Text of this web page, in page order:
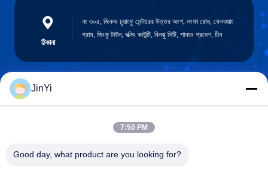
ঠিকানা
নং ৩০৫, জিনলং চুয়াংফু সেন্টারের উত্তর অংশ, লংফা রোড, ফেনওয়াং
গ্রাম, জিংফু টাউন, বক্সিং কাউন্টি, বিনঝু সিটি, শানডং প্রদেশ, চীন
chenshasha1867@gmail.com
JinYi
7:50 PM
Good day, what product are you looking for?